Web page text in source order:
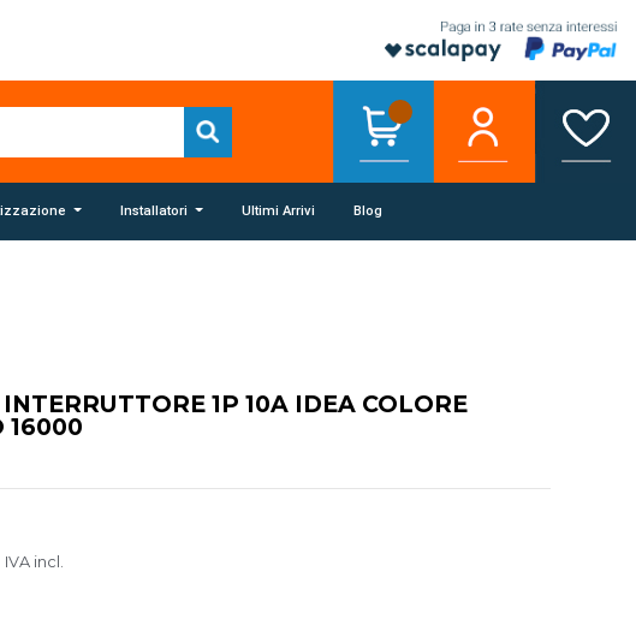
Installatori Ultimi Arrivi Blog
1P 10A IDEA COLORE
16000
IVA incl.